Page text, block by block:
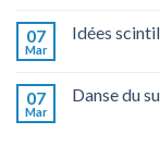
07
Mar
Idées
07
Mar
Danse du